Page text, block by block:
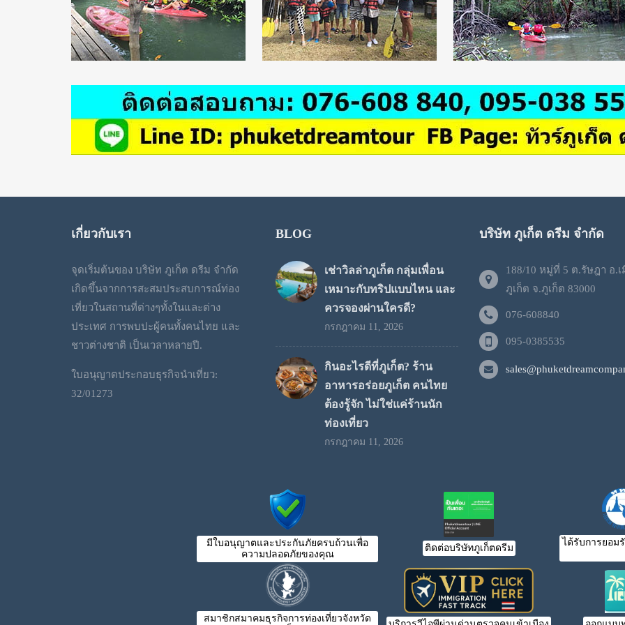
เกี่ยวกับเรา
จุดเริ่มต้นของ บริษัท ภูเก็ต ดรีม จำกัด
เกิดขึ้นจากการสะสมประสบการณ์ท่อง
เที่ยวในสถานที่ต่างๆทั้งในและต่าง
ประเทศ การพบปะผู้คนทั้งคนไทย และ
ชาวต่างชาติ เป็นเวลาหลายปี.
ใบอนุญาตประกอบธุรกิจนำเที่ยว:
32/01273
BLOG
เช่าวิลล่าภูเก็ต กลุ่มเพื่อน
เหมาะกับทริปแบบไหน และ
ควรจองผ่านใครดี?
กรกฎาคม 11, 2026
กินอะไรดีที่ภูเก็ต? ร้าน
อาหารอร่อยภูเก็ต คนไทย
ต้องรู้จัก ไม่ใช่แค่ร้านนัก
ท่องเที่ยว
กรกฎาคม 11, 2026
บริษัท ภูเก็ต ดรีม จำกัด
188/10 หมู่ที่ 5 ต.รัษฎา อ.เ
ภูเก็ต จ.ภูเก็ต 83000
076-608840
095-0385535
มีใบอนุญาตและประกันภัยครบถ้วนเพื่อ
ความปลอดภัยของคุณ
ติดต่อบริษัทภูเก็ตดรีม
ได้รับการยอม
สมาชิกสมาคมธุรกิจการท่องเที่ยวจังหวัด